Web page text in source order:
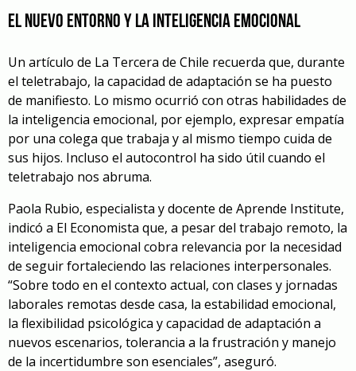
El nuevo entorno y la inteligencia emocional
Un artículo de La Tercera de Chile recuerda que, durante
el teletrabajo, la capacidad de adaptación se ha puesto
de manifiesto. Lo mismo ocurrió con otras habilidades de
la inteligencia emocional, por ejemplo, expresar empatía
por una colega que trabaja y al mismo tiempo cuida de
sus hijos. Incluso el autocontrol ha sido útil cuando el
teletrabajo nos abruma.
Paola Rubio, especialista y docente de Aprende Institute,
indicó a El Economista que, a pesar del trabajo remoto, la
inteligencia emocional cobra relevancia por la necesidad
de seguir fortaleciendo las relaciones interpersonales.
“Sobre todo en el contexto actual, con clases y jornadas
laborales remotas desde casa, la estabilidad emocional,
la flexibilidad psicológica y capacidad de adaptación a
nuevos escenarios, tolerancia a la frustración y manejo
de la incertidumbre son esenciales”, aseguró.